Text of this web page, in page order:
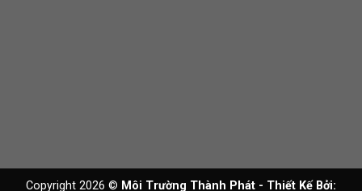
Copyright 2026 © Môi Trường Thành Phát - Thiết Kế Bởi: